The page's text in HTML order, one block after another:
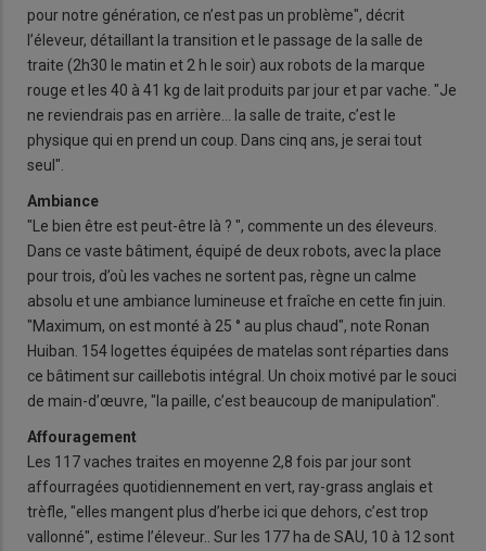
pour notre génération, ce n’est pas un problème", décrit
l’éleveur, détaillant la transition et le passage de la salle de
traite (2h30 le matin et 2 h le soir) aux robots de la marque
rouge et les 40 à 41 kg de lait produits par jour et par vache. "Je
ne reviendrais pas en arrière… la salle de traite, c’est le
physique qui en prend un coup. Dans cinq ans, je serai tout
seul".
Ambiance
"Le bien être est peut-être là ? ", commente un des éleveurs.
Dans ce vaste bâtiment, équipé de deux robots, avec la place
pour trois, d’où les vaches ne sortent pas, règne un calme
absolu et une ambiance lumineuse et fraîche en cette fin juin.
"Maximum, on est monté à 25 ° au plus chaud", note Ronan
Huiban. 154 logettes équipées de matelas sont réparties dans
ce bâtiment sur caillebotis intégral. Un choix motivé par le souci
de main-d’œuvre, "la paille, c’est beaucoup de manipulation".
Affouragement
Les 117 vaches traites en moyenne 2,8 fois par jour sont
affourragées quotidiennement en vert, ray-grass anglais et
trèfle, "elles mangent plus d’herbe ici que dehors, c’est trop
vallonné", estime l’éleveur.. Sur les 177 ha de SAU, 10 à 12 sont